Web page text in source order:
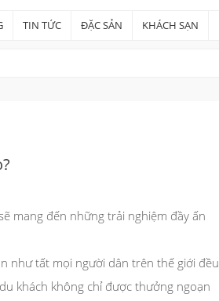
TIN TỨC ĐẶC SẢN KHÁCH SẠN
mang đến những trải nghiệm đầy ấn
như tất mọi người dân trên thế giới đều
khách không chỉ được thưởng ngoạn